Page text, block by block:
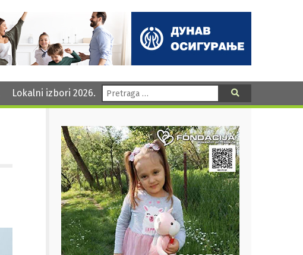
Lokalni izbori 2026. Pretraga: